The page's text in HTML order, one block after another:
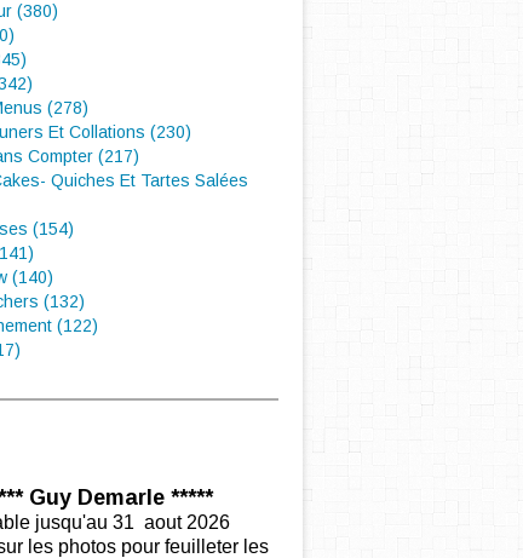
(380)
(278)
Et Collations (230)
Compter (217)
Quiches Et Tartes Salées
(154)
(140)
(132)
(122)
Guy Demarle *****
jusqu'au 31 aout 2026
les photos pour feuilleter les